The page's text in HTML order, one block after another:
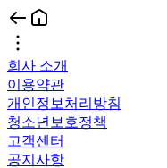
회사 소개
이용약관
개인정보처리방침
청소년보호정책
고객센터
공지사항